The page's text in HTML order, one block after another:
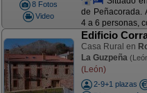
8 Fotos
Video
de Peñacorada.
4 a 6 personas,
Edificio
Casa Rural en
La Guzpeña
(León)
2-9+1 plazas